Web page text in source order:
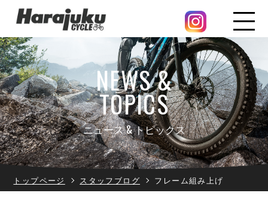
NEWS &
TOPICS
ニュース & トピックス
トップページ スタッフブログ フレーム組み上げ